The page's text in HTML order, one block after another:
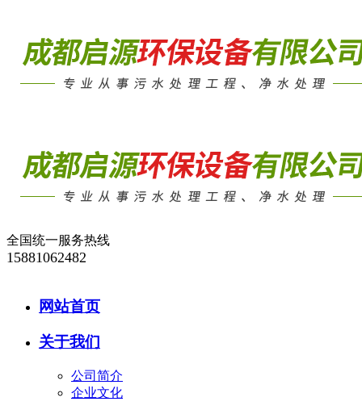
全国统一服务热线
15881062482
网站首页
关于我们
公司简介
企业文化